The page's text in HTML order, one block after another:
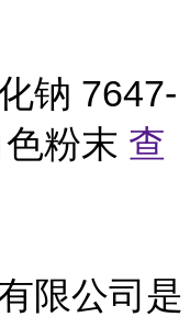
钠 7647-
粉末 查
限公司是